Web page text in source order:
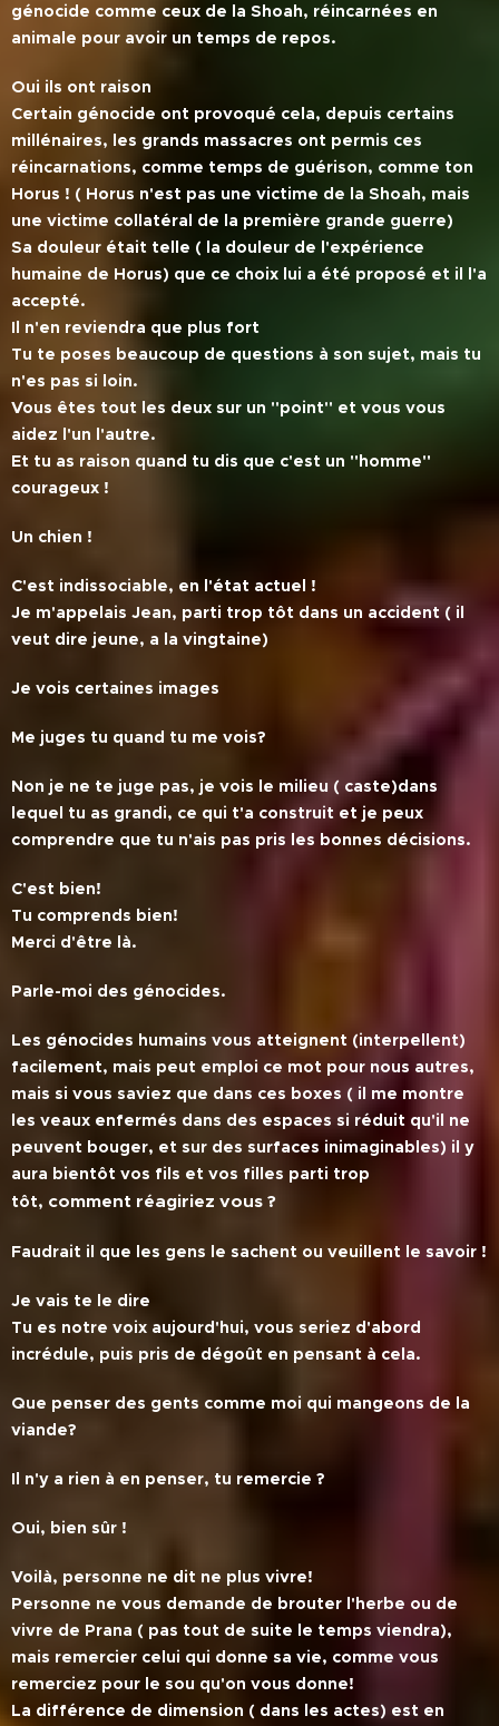
génocide comme ceux de la Shoah, réincarnées en
animale pour avoir un temps de repos.
Oui ils ont raison
Certain génocide ont provoqué cela, depuis certains
millénaires, les grands massacres ont permis ces
réincarnations, comme temps de guérison, comme ton
Horus ! ( Horus n'est pas une victime de la Shoah, mais
une victime collatéral de la première grande guerre)
Sa douleur était telle ( la douleur de l'expérience
humaine de Horus) que ce choix lui a été proposé et il l'a
accepté.
Il n'en reviendra que plus fort
Tu te poses beaucoup de questions à son sujet, mais tu
n'es pas si loin.
Vous êtes tout les deux sur un ''point'' et vous vous
aidez l'un l'autre.
Et tu as raison quand tu dis que c'est un ''homme''
courageux !
Un chien !
C'est indissociable, en l'état actuel !
Je m'appelais Jean, parti trop tôt dans un accident ( il
veut dire jeune, a la vingtaine)
Je vois certaines images
Me juges tu quand tu me vois?
Non je ne te juge pas, je vois le milieu ( caste)dans
lequel tu as grandi, ce qui t'a construit et je peux
comprendre que tu n'ais pas pris les bonnes décisions.
C'est bien!
Tu comprends bien!
Merci d'être là.
Parle-moi des génocides.
Les génocides humains vous atteignent (interpellent)
facilement, mais peut emploi ce mot pour nous autres,
mais si vous saviez que dans ces boxes ( il me montre
les veaux enfermés dans des espaces si réduit qu'il ne
peuvent bouger, et sur des surfaces inimaginables) il y
aura bientôt vos fils et vos filles parti trop
tôt, comment réagiriez vous ?
Faudrait il que les gens le sachent ou veuillent le savoir !
Je vais te le dire
Tu es notre voix aujourd'hui, vous seriez d'abord
incrédule, puis pris de dégoût en pensant à cela.
Que penser des gents comme moi qui mangeons de la
viande?
Il n'y a rien à en penser, tu remercie ?
Oui, bien sûr !
Voilà, personne ne dit ne plus vivre!
Personne ne vous demande de brouter l'herbe ou de
vivre de Prana ( pas tout de suite le temps viendra),
mais remercier celui qui donne sa vie, comme vous
remerciez pour le sou qu'on vous donne!
La différence de dimension ( dans les actes) est en